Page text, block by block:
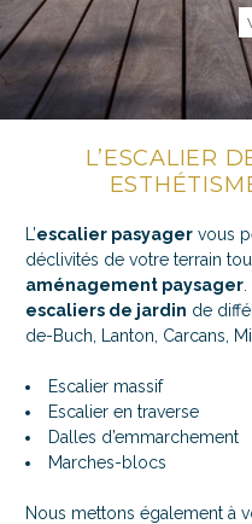
L’ESCALIER
L’escalier pasyager vous
déclivités de votre terrain
aménagement paysager
escaliers de jardin de
de-Buch, Lanton, Carcans,
Escalier massif
Escalier en traverse
Dalles d’emmarchement
Marches-blocs
Nous mettons également à